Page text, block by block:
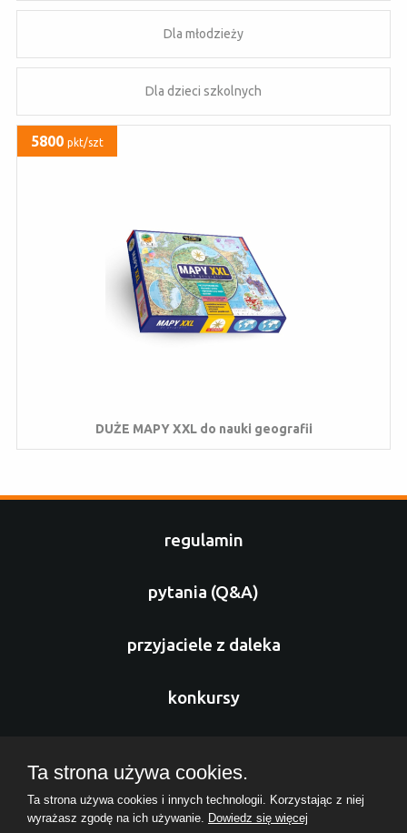
Dla młodzieży
Dla dzieci szkolnych
5800 pkt/szt
DUŻE MAPY XXL do nauki geografii
regulamin
pytania (Q&A)
przyjaciele z daleka
konkursy
nasz zespół
Ta strona używa cookies.
Ta strona używa cookies i innych technologii. Korzystając z niej
wyrażasz zgodę na ich używanie. Dowiedz się więcej